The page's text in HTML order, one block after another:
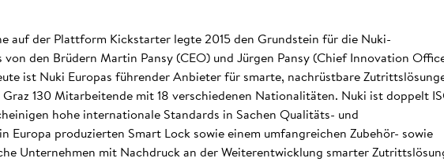
auf der Plattform Kickstarter legte 2015 den Grundstein für die Nuki-
den Brüdern Martin Pansy (CEO) und Jürgen Pansy (Chief Innovation
ist Nuki Europas führender Anbieter für smarte, nachrüstbare
130 Mitarbeitende mit 18 verschiedenen Nationalitäten. Nuki ist doppelt
hohe internationale Standards in Sachen Qualitäts- und
Europa produzierten Smart Lock sowie einem umfangreichen Zubehör- sowie
Unternehmen mit Nachdruck an der Weiterentwicklung smarter